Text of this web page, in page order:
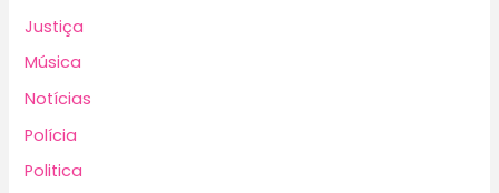
Justiça
Música
Notícias
Polícia
Politica